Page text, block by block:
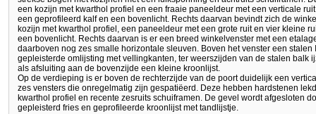
een kozijn met kwarthol profiel en een fraaie paneeldeur met een verticale
een geprofileerd kalf en een bovenlicht. Rechts daarvan bevindt zich de
kozijn met kwarthol profiel, een paneeldeur met een grote ruit en vier kleine
een bovenlicht. Rechts daarvan is er een breed winkelvenster met een
daarboven nog zes smalle horizontale sleuven. Boven het venster een
gepleisterde omlijsting met vellingkanten, ter weerszijden van de stalen balk
als afsluiting aan de bovenzijde een kleine kroonlijst.
Op de verdieping is er boven de rechterzijde van de poort duidelijk een
zes vensters die onregelmatig zijn gespatiëerd. Deze hebben hardstenen
kwarthol profiel en recente zesruits schuiframen. De gevel wordt afgesloten
gepleisterd fries en geprofileerde kroonlijst met tandlijstje.